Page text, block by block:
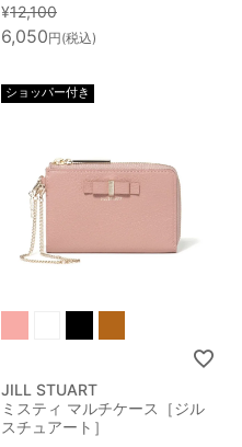
¥12,100
6,050 税込
ショッパー付き
JILL STUART
ミスティ マルチケース［ジル
スチュアート］